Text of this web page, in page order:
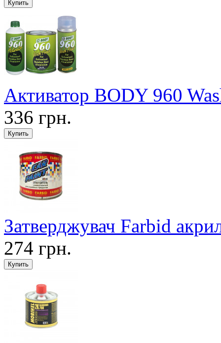
Активатор BODY 960
336 грн.
Затверджувач Farbid
274 грн.